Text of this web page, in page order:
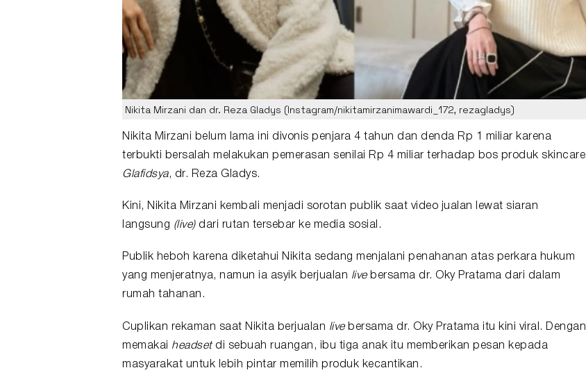
Nikita Mirzani dan dr. Reza Gladys (Instagram/nikitamirzanimawardi_172, rezagladys)
Nikita Mirzani
belum lama ini divonis penjara 4 tahun dan denda Rp 1 miliar karena
terbukti bersalah melakukan pemerasan senilai Rp 4 miliar terhadap bos produk skincare
Glafidsya, dr. Reza Gladys.
Kini, Nikita Mirzani kembali menjadi sorotan publik saat video jualan lewat siaran
langsung (live)dari rutan tersebar ke media sosial.
Publik heboh karena diketahui Nikita sedang menjalani penahanan atas perkara hukum
yang menjeratnya, namun ia asyik berjualan livebersama dr. Oky Pratama dari dalam
rumah tahanan .
Cuplikan rekaman saat Nikita berjualan livebersama dr. Oky Pratama itu kini viral. Dengan
memakai headsetdi sebuah ruangan, ibu tiga anak itu memberikan pesan kepada
masyarakat untuk lebih pintar memilih produk kecantikan.